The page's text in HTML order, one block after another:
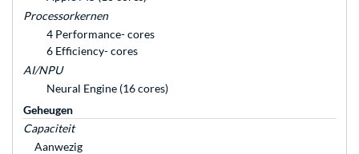
Processorkernen
4 Performance- cores
6 Efficiency- cores
AI/NPU
Neural Engine (16 cores)
Geheugen
Capaciteit
Aanwezig